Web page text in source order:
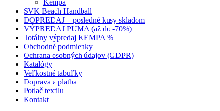
Kempa
SVK Beach Handball
DOPREDAJ – posledné kusy skladom
VÝPREDAJ PUMA (až do -70%)
Totálny výpredaj KEMPA %
Obchodné podmienky
Ochrana osobných údajov (GDPR)
Katalógy
Veľkostné tabuľky
Doprava a platba
Potlač textilu
Kontakt